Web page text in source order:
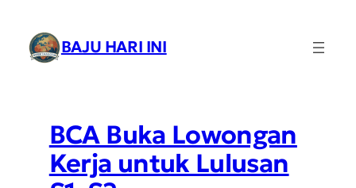
konten
BAJU HARI INI
BCA Buka Lowongan
Kerja untuk Lulusan